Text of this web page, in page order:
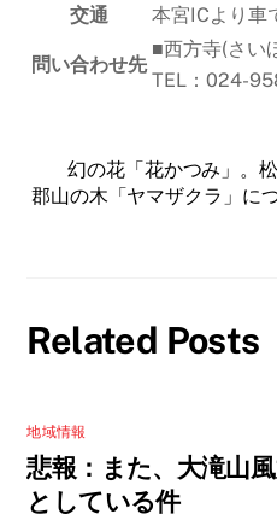
交通
本宮ICより車
問い合わせ先
■西方寺(さい
TEL：024-
幻の花「花かつみ」。
郡山の木「ヤマザクラ」に
Related Posts
地域情報
悲報：また、大滝山
としている件